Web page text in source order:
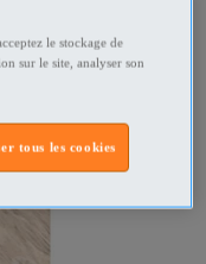
le stockage de
sur le site, analyser son
tous les cookies